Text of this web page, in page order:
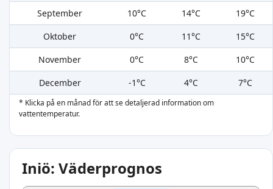
September
10°C 14°C
19°C
Oktober
0°C 11°C
15°C
November
0°C 8°C
10°C
December
-1°C 4°C 7°C
* Klicka på en månad för att se detaljerad information om
vattentemperatur.
Iniö: Väderprognos